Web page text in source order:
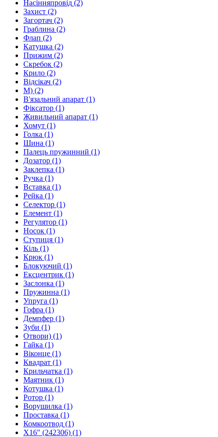
Насінняпровід (2)
Захист (2)
Загортач (2)
Граблина (2)
Флап (2)
Катушка (2)
Прижим (2)
Скребок (2)
Крило (2)
Відсікач (2)
M) (2)
В'язальний апарат (1)
Фіксатор (1)
Живильний апарат (1)
Хомут (1)
Голка (1)
Шина (1)
Палець пружинний (1)
Дозатор (1)
Заклепка (1)
Ручка (1)
Вставка (1)
Рейка (1)
Селектор (1)
Елемент (1)
Регулятор (1)
Носок (1)
Cтупиця (1)
Кіль (1)
Крюк (1)
Блокуючий (1)
Ексцентрик (1)
Заслонка (1)
Пружинна (1)
Упруга (1)
Гофра (1)
Демпфер (1)
Зуби (1)
Отвори) (1)
Гайка (1)
Віконце (1)
Квадрат (1)
Крильчатка (1)
Маятник (1)
Котушка (1)
Ротор (1)
Ворушилка (1)
Проставка (1)
Комкоотвод (1)
X16" (242306) (1)